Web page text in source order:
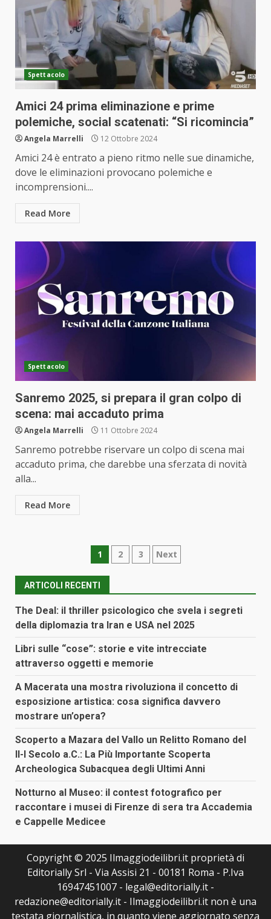
Spettacolo
Amici 24 prima eliminazione e prime
polemiche, social scatenati: “Si ricomincia”
Angela Marrelli 12 Ottobre 2024
Amici 24 è entrato a pieno ritmo nelle sue dinamiche,
dove le eliminazioni provocano polemiche e
incomprensioni....
Read More
Spettacolo
Sanremo 2025, si prepara il gran colpo di
scena: mai accaduto prima
Angela Marrelli 11 Ottobre 2024
Sanremo potrebbe riservare un colpo di scena mai
accaduto prima, che darebbe una sferzata di novità
alla...
Read More
Paginazione
degli
articoli
1 2 3 Next
ARTICOLI RECENTI
The Deal: il thriller psicologico che svela i segreti
della diplomazia tra Iran e USA nel 2025
Libri sulle “cose”: storie e vite intrecciate
attraverso oggetti e memorie
A Macerata una mostra rivoluziona il concetto di
esposizione artistica: cosa significa davvero
mostrare un’opera?
Scoperto a Mazara del Vallo un Relitto Romano del
II-I Secolo a.C.: La Più Importante Scoperta
Archeologica Subacquea degli Ultimi Anni
Notturno al Museo: il contest fotografico per
raccontare i musei di Firenze di sera tra Accademia
e Cappelle Medicee
Copyright © 2025 Ilmaggiodeilibri.it proprietà di
Editorially Srl - Via Assisi 21 - 00181 Roma - P.Iva
16947451007 - legal@editorially.it -
redazione@editorially.it - Ilmaggiodeilibri.it non è una
testata giornalistica, in quanto viene aggiornato senza